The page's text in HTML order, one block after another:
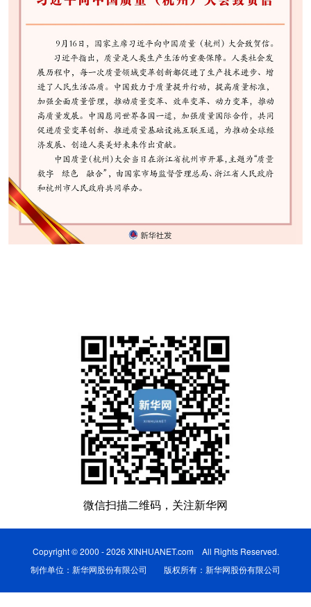
微信扫描二维码，关注新华网
Copyright © 2000 - 2026 XINHUANET.com All Rights Reserved.
制作单位：新华网股份有限公司 版权所有：新华网股份有限公司